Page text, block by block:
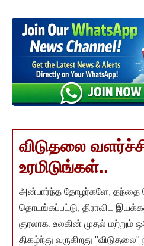
விடுதலை
உரமிடுங்கள்..
அன்பார்ந்த தோழர்களே, தந்தை
தொடங்கப்பட்டு, திராவிட
குரலாக, உலகின் முதல் மற்றும்
திகழ்ந்து வருகிறது "விடுதலை"